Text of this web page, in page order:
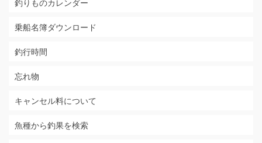
釣りものカレンダー
乗船名簿ダウンロード
釣行時間
忘れ物
キャンセル料について
魚種から釣果を検索